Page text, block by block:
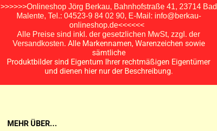
>>>>>>Onlineshop Jörg Berkau, Bahnhofstraße 41, 23714 Bad
Malente, Tel.: 04523-9 84 02 90, E-Mail: info@berkau-
onlineshop.de<<<<<<
Alle Preise sind inkl. der gesetzlichen MwSt, zzgl. der
Versandkosten. Alle Markennamen, Warenzeichen sowie
sämtliche
Produktbilder sind Eigentum Ihrer rechtmäßigen Eigentümer
und dienen hier nur der Beschreibung.
MEHR ÜBER...